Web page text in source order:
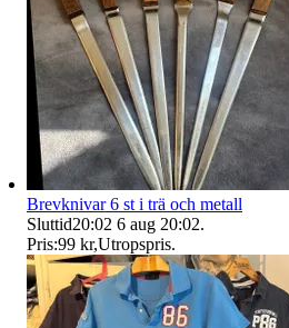
Brevknivar 6 st i trä och metall
Sluttid20:02 6 aug 20:02.
Pris:99 kr,Utropspris.